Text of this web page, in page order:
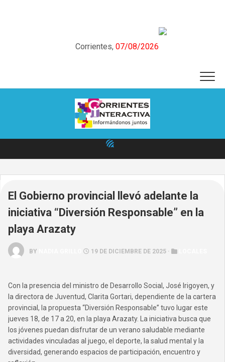
Corrientes, 07/08/2026
El Gobierno provincial llevó adelante la
iniciativa “Diversión Responsable” en la
playa Arazaty
BY 19 DE DICIEMBRE DE 2025 ·
Con la presencia del ministro de Desarrollo Social, José Irigoyen, y
la directora de Juventud, Clarita Gortari, dependiente de la cartera
provincial, la propuesta “Diversión Responsable” tuvo lugar este
jueves 18, de 17 a 20, en la playa Arazaty. La iniciativa busca que
los jóvenes puedan disfrutar de un verano saludable mediante
actividades vinculadas al juego, el deporte, la salud mental y la
diversidad, generando espacios de participación, encuentro y